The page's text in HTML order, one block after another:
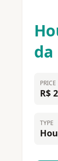
da
PRICE
R$
TYPE